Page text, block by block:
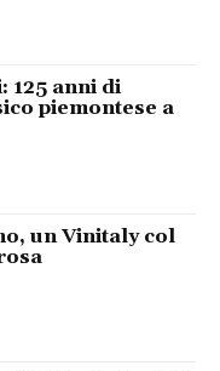
125 anni di
piemontese a
un Vinitaly col